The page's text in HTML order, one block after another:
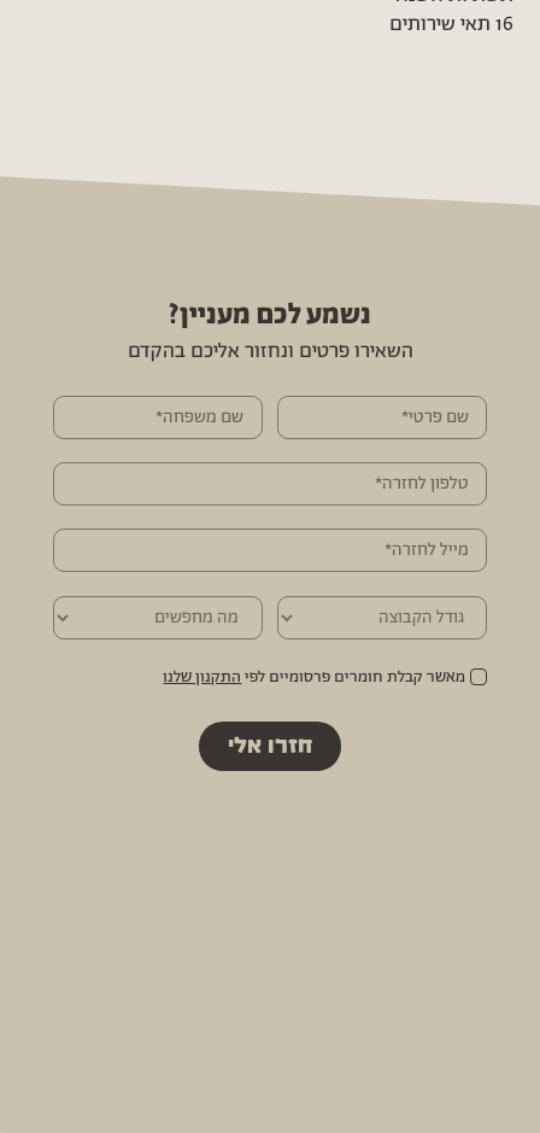
16 תאי שירותים
נשמע לכם מעניין?
השאירו פרטים ונחזור אליכם בהקדם
מאשר קבלת חומרים פרסומיים לפי התקנון שלנו
חזרו אלי